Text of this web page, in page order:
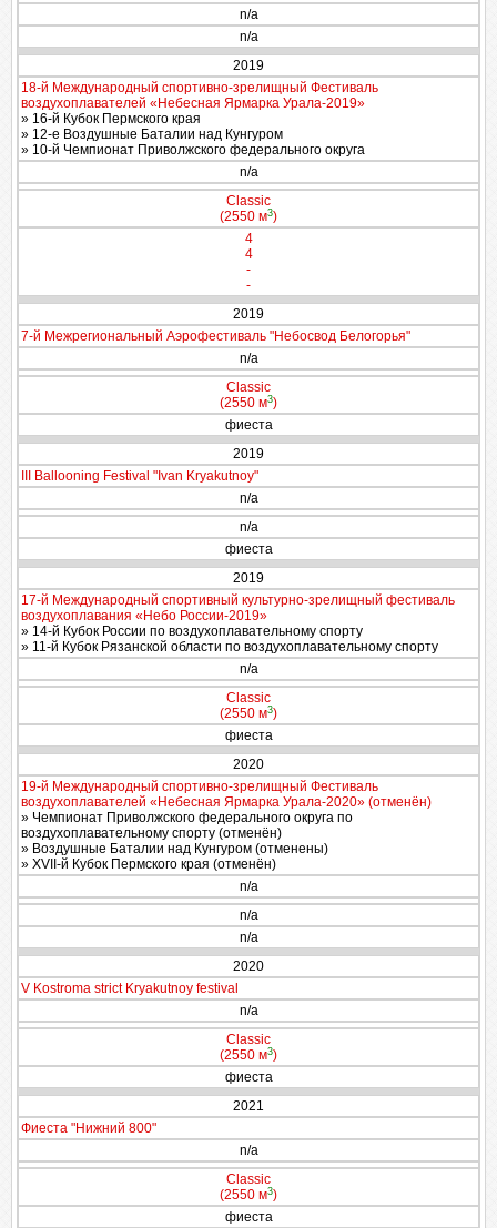
n/a
n/a
2019
18-й Международный спортивно-зрелищный Фестиваль
воздухоплавателей «Небесная Ярмарка Урала-2019»
» 16-й Кубок Пермского края
» 12-е Воздушные Баталии над Кунгуром
» 10-й Чемпионат Приволжского федерального округа
n/a
Classic
(2550 м3)
4
4
-
-
2019
7-й Межрегиональный Аэрофестиваль "Небосвод Белогорья"
n/a
Classic
(2550 м3)
фиеста
2019
III Ballooning Festival "Ivan Kryakutnoy"
n/a
n/a
фиеста
2019
17-й Международный спортивный культурно-зрелищный фестиваль
воздухоплавания «Небо России-2019»
» 14-й Кубок России по воздухоплавательному спорту
» 11-й Кубок Рязанской области по воздухоплавательному спорту
n/a
Classic
(2550 м3)
фиеста
2020
19-й Международный спортивно-зрелищный Фестиваль
воздухоплавателей «Небесная Ярмарка Урала-2020» (отменён)
» Чемпионат Приволжского федерального округа по
воздухоплавательному спорту (отменён)
» Воздушные Баталии над Кунгуром (отменены)
» XVII-й Кубок Пермского края (отменён)
n/a
n/a
n/a
2020
V Kostroma strict Kryakutnoy festival
n/a
Classic
(2550 м3)
фиеста
2021
Фиеста "Нижний 800"
n/a
Classic
(2550 м3)
фиеста